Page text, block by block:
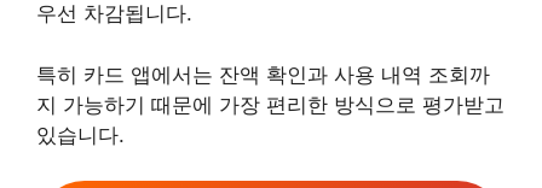
우선 차감됩니다.
특히 카드 앱에서는 잔액 확인과 사용 내역 조회까
지 가능하기 때문에 가장 편리한 방식으로 평가받고
있습니다.